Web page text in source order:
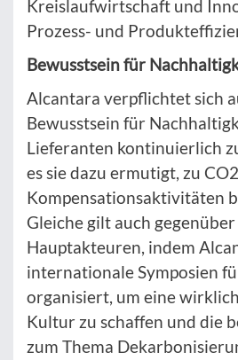
Kreislaufwirtschaft und
Prozess- und
Bewusstsein für
Alcantara verpflichtet sich
Bewusstsein für
Lieferanten kontinuierlich
es sie dazu ermutigt, zu
Kompensationsaktivitäten
Gleiche gilt auch
Hauptakteuren, indem
internationale Symposien
organisiert, um eine
Kultur zu schaffen und die
zum Thema